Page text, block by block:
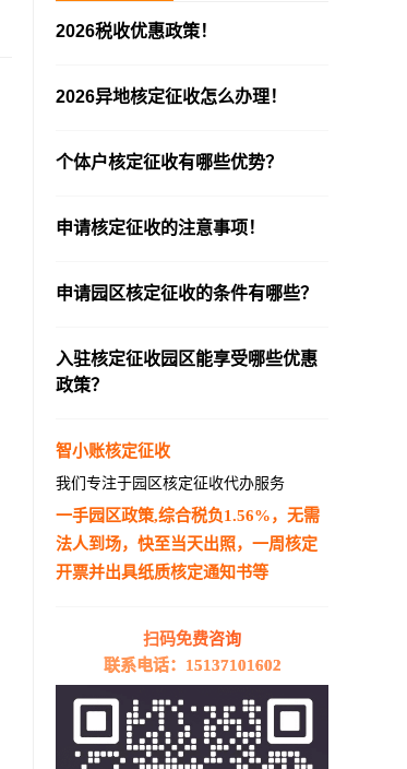
2026税收优惠政策！
2026异地核定征收怎么办理！
个体户核定征收有哪些优势？
申请核定征收的注意事项！
申请园区核定征收的条件有哪些？
入驻核定征收园区能享受哪些优惠
政策？
智小账核定征收
我们专注于园区核定征收代办服务
一手园区政策,综合税负1.56%，无需
法人到场，快至当天出照，一周核定
开票并出具纸质核定通知书等
扫码免费咨询
联系电话：15137101602